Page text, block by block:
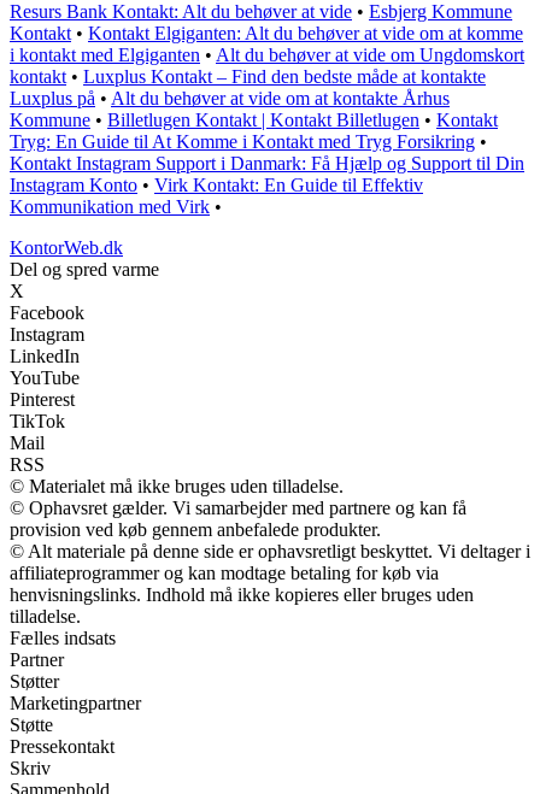
Resurs Bank Kontakt: Alt du behøver at vide • Esbjerg Kommune
Kontakt • Kontakt Elgiganten: Alt du behøver at vide om at komme
i kontakt med Elgiganten • Alt du behøver at vide om Ungdomskort
kontakt • Luxplus Kontakt – Find den bedste måde at kontakte
Luxplus på • Alt du behøver at vide om at kontakte Århus
Kommune • Billetlugen Kontakt | Kontakt Billetlugen • Kontakt
Tryg: En Guide til At Komme i Kontakt med Tryg Forsikring •
Kontakt Instagram Support i Danmark: Få Hjælp og Support til Din
Instagram Konto • Virk Kontakt: En Guide til Effektiv
Kommunikation med Virk •
KontorWeb.dk
Del og spred varme
X
Facebook
Instagram
LinkedIn
YouTube
Pinterest
TikTok
Mail
RSS
© Materialet må ikke bruges uden tilladelse.
© Ophavsret gælder. Vi samarbejder med partnere og kan få
provision ved køb gennem anbefalede produkter.
© Alt materiale på denne side er ophavsretligt beskyttet. Vi deltager i
affiliateprogrammer og kan modtage betaling for køb via
henvisningslinks. Indhold må ikke kopieres eller bruges uden
tilladelse.
Fælles indsats
Partner
Støtter
Marketingpartner
Støtte
Pressekontakt
Skriv